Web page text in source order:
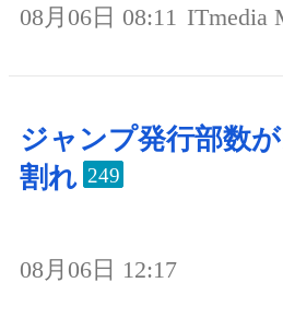
08月06日 08:11 ITmedia
ジャンプ発行部数
割れ 249
08月06日 12:17